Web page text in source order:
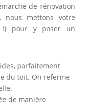
de rénovation
nous mettons votre
!) pour y poser un
parfaitement
du toit. On referme
de manière